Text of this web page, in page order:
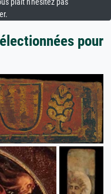
pour